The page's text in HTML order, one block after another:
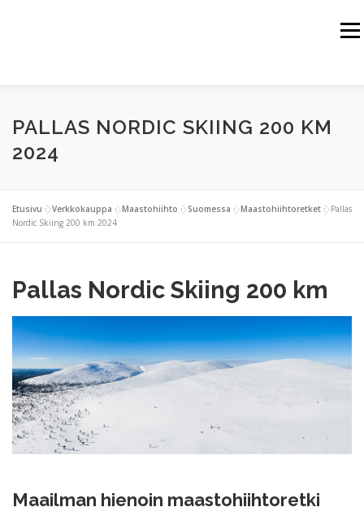
KALLIOVUORET ARKTINEN ALUE
YHTEISTYÖKUMPPANIT YHTEYSTIEDOT
PALLAS NORDIC SKIING 200 KM
2024
Etusivu »Verkkokauppa »Maastohiihto »Suomessa »Maastohiihtoretket »Pallas
Nordic Skiing 200 km 2024
Pallas Nordic Skiing 200 km
Maailman hienoin maastohiihtoretki